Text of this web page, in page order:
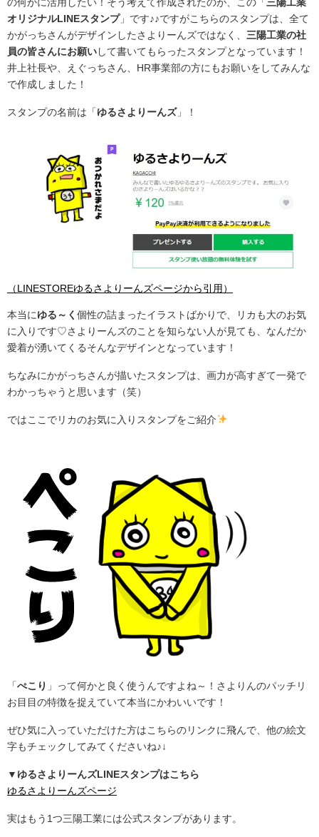
の何かに活用したい！そう考えて作成されたのが、この「三陽工業
オリジナルLINEスタンプ」です♪♪ですがこちらのスタンプは、全て
かがっちさんがデザインしたさよりーんズではなく、 三陽工業の社
員の皆さんにお願いして書いてもらったスタンプとなっています！
井上社長や、えぐっちさん、HR事業部の方にもお願いをしてみんな
で作成しました！
スタンプの名前は「ゆるさよりーんズ」！
（LINESTOREゆるさよりーんズページから引用）
本当にゆる～く 個性の詰まったイラストばかりで、リカも大のお気
に入りです♡さよりーんズのことを知らない人が見ても、なんだか
愛着が湧いてくるそんなデザインとなっています！
ちなみにかがっちさんが描いたスタンプは、画力が高すぎて一発で
わかっちゃうと思います（笑）
ではここでリカのお気に入りスタンプをご紹介
「ぺこり 」って何かと良く使うんですよね～！さよりんのパッチリ
お目目の特徴を捉えていて本当にかわいいです！
ぜひ気に入っていただけた方はこちらのリンクに飛んで、他の絵文
字もチェックしてみてくださいね♪↓
▼ゆるさよりーんズLINEスタンプはこちら
ゆるさよりーんズページ
実はもう1つ三陽工業には公式スタンプがあります。